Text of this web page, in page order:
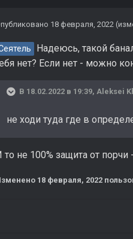
18 февраля, 2022
Надеюсь, такой
нет? Если нет - можно
В 18.02.2022 в 19:39, Aleksei
не ходи туда где в
то не 100% защита от
18 февраля, 2022